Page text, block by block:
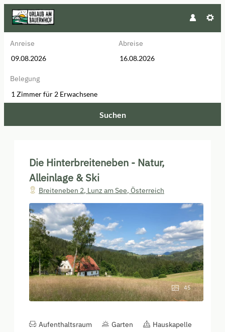
Anreise Abreise
Belegung
1 Zimmerfür 2 Erwachsene
Suchen
Die Hinterbreiteneben - Natur,
Alleinlage & Ski
Breiteneben 2, Lunz am See, Österreich
45
Aufenthaltsraum Garten
Hauskapelle